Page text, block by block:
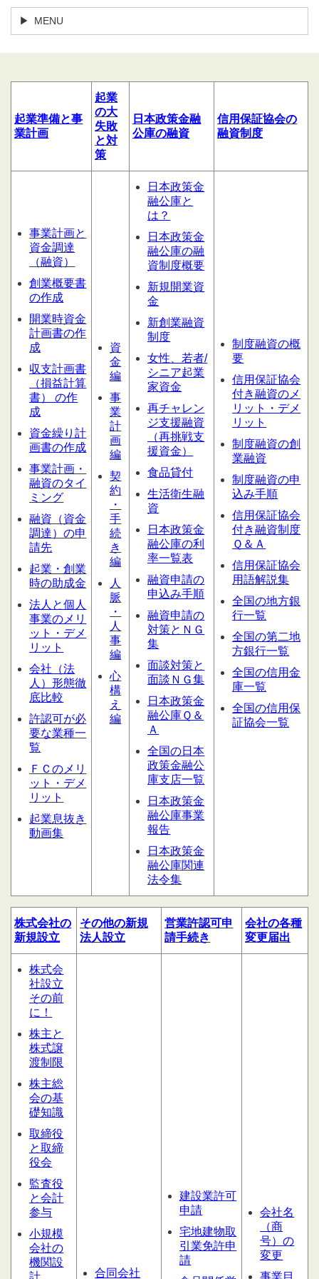
MENU
起業準備と事
業計画
起業
の大
失敗
と対
策
日本政策金融
公庫の融資
信用保証協会の
融資制度
事業計画と
資金調達
（融資）
創業概要書
の作成
開業時資金
計画書の作
成
収支計画書
（損益計算
書） の作
成
資金繰り計
画書の作成
事業計画・
融資のタイ
ミング
融資（資金
調達）の申
請先
起業・創業
時の助成金
法人と個人
事業のメリ
ット・デメ
リット
会社（法
人）形態徹
底比較
許認可が必
要な業種一
覧
ＦＣのメリ
ット・デメ
リット
起業息抜き
動画集
資
金
編
事
業
計
画
編
契
約
・
手
続
き
編
人
脈
・
人
事
編
心
構
え
編
日本政策金
融公庫と
は？
日本政策金
融公庫の融
資制度概要
新規開業資
金
新創業融資
制度
女性、若者/
シニア起業
家資金
再チャレン
ジ支援融資
（再挑戦支
援資金）
食品貸付
生活衛生融
資
日本政策金
融公庫の利
率一覧表
融資申請の
申込み手順
融資申請の
対策とＮＧ
集
面談対策と
面談ＮＧ集
日本政策金
融公庫Ｑ＆
Ａ
全国の日本
政策金融公
庫支店一覧
日本政策金
融公庫事業
報告
日本政策金
融公庫関連
法令集
制度融資の概
要
信用保証協会
付き融資のメ
リット・デメ
リット
制度融資の創
業融資
制度融資の申
込み手順
信用保証協会
付き融資制度
Ｑ＆Ａ
信用保証協会
用語解説集
全国の地方銀
行一覧
全国の第二地
方銀行一覧
全国の信用金
庫一覧
全国の信用保
証協会一覧
株式会社の
新規設立
その他の新規
法人設立
営業許認可申
請手続き
会社の各種
変更届出
株式会
社設立
その前
に！
株主と
株式譲
渡制限
株主総
会の基
礎知識
取締役
と取締
役会
監査役
と会計
参与
小規模
会社の
機関設
計
合同会社
建設業許可
申請
宅地建物取
引業免許申
請
会社名
（商
号）の
変更
事業目